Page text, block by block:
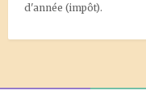
d'année (impôt).